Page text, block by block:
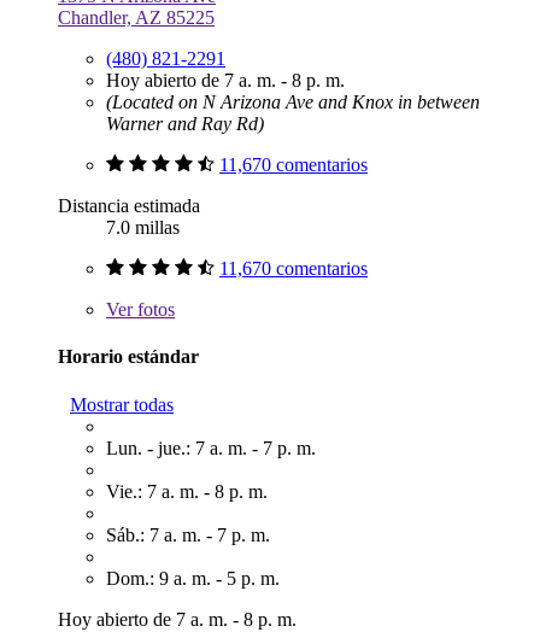
Chandler, AZ 85225
(480) 821-2291
Hoy abierto de 7 a. m. - 8 p. m.
(Located on N Arizona Ave and Knox in between
Warner and Ray Rd)
11,670 comentarios
Distancia estimada
7.0 millas
11,670 comentarios
Verfotos
Horario estándar
Mostrar todas
Lun. - jue.: 7 a. m. - 7 p. m.
Vie.: 7 a. m. - 8 p. m.
Sáb.: 7 a. m. - 7 p. m.
Dom.: 9 a. m. - 5 p. m.
Hoy abierto de 7 a. m. - 8 p. m.